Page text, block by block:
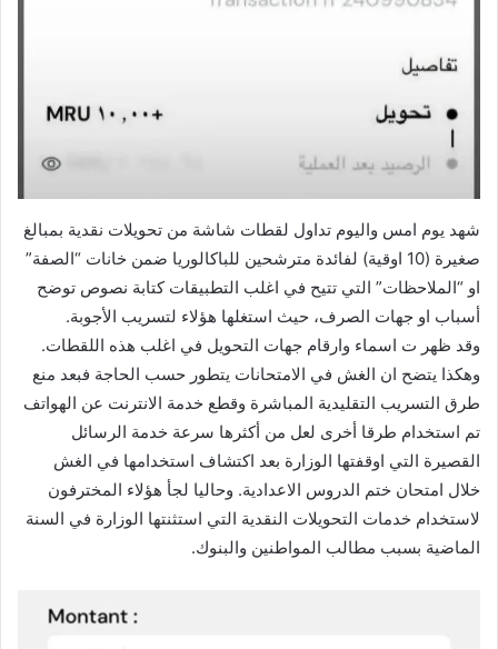
شهد يوم امس واليوم تداول لقطات شاشة من تحويلات نقدية بمبالغ
صغيرة (10 اوقية) لفائدة مترشحين للباكالوريا ضمن خانات “الصفة”
او “الملاحظات” التي تتيح في اغلب التطبيقات كتابة نصوص توضح
أسباب او جهات الصرف، حيث استغلها هؤلاء لتسريب الأجوبة.
وقد ظهر ت اسماء وارقام جهات التحويل في اغلب هذه اللقطات.
وهكذا يتضح ان الغش في الامتحانات يتطور حسب الحاجة فبعد منع
طرق التسريب التقليدية المباشرة وقطع خدمة الانترنت عن الهواتف
تم استخدام طرقا أخرى لعل من أكثرها سرعة خدمة الرسائل
القصيرة التي اوقفتها الوزارة بعد اكتشاف استخدامها في الغش
خلال امتحان ختم الدروس الاعدادية. وحاليا لجأ هؤلاء المخترفون
لاستخدام خدمات التحويلات النقدية التي استثنتها الوزارة في السنة
الماضية بسبب مطالب المواطنين والبنوك.